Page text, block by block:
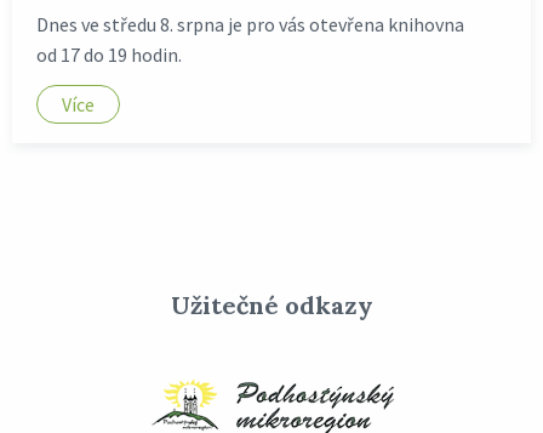
Dnes ve středu 8. srpna je pro vás otevřena knihovna
od 17 do 19 hodin.
Více
Užitečné odkazy